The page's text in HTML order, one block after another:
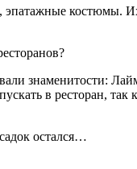
костюмы.
знаменитости:
в ресторан, так
остался…